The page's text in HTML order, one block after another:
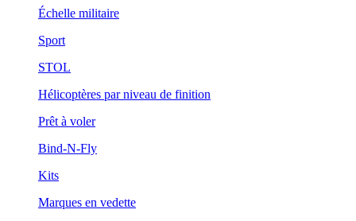
Échelle militaire
Sport
STOL
Hélicoptères par niveau de finition
Prêt à voler
Bind-N-Fly
Kits
Marques en vedette